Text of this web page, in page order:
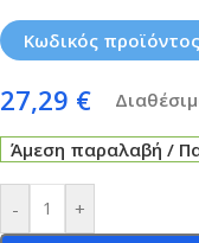
Κωδικός
27,29 €
Άμεση παραλαβή /
- +